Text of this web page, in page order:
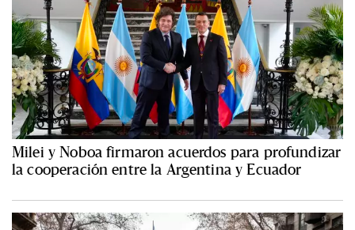
Milei y Noboa firmaron acuerdos para profundizar
la cooperación entre la Argentina y Ecuador